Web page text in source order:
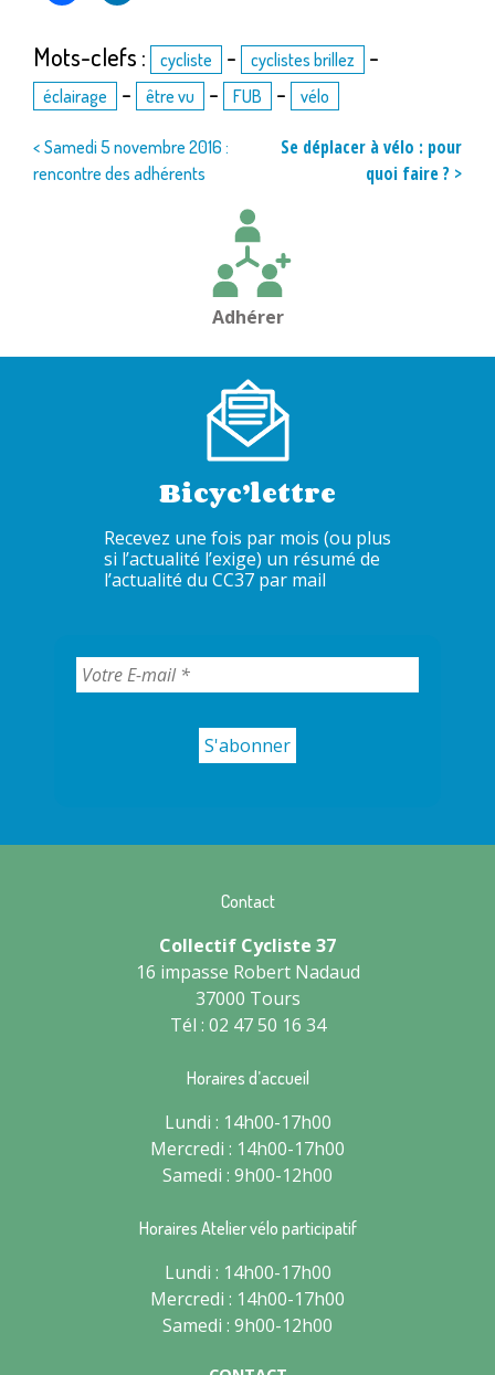
Mots-clefs : cycliste - cyclistes brillez -
éclairage - être vu - FUB - vélo
Navigation
de
< Samedi 5 novembre 2016 :
rencontre des adhérents
Se déplacer à vélo : pour
quoi faire ? >
Adhérer
Bicyc’lettre
Recevez une fois par mois (ou plus
si l’actualité l’exige) un résumé de
l’actualité du CC37 par mail
Contact
Collectif Cycliste 37
16 impasse Robert Nadaud
37000 Tours
Tél : 02 47 50 16 34
Horaires d’accueil
Lundi : 14h00-17h00
Mercredi : 14h00-17h00
Samedi : 9h00-12h00
Horaires Atelier vélo participatif
Lundi : 14h00-17h00
Mercredi : 14h00-17h00
Samedi : 9h00-12h00